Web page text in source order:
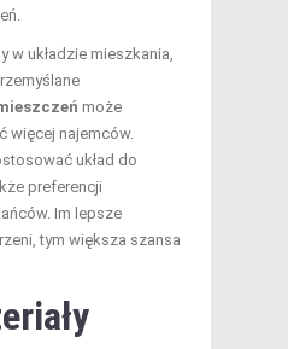
w układzie mieszkania,
może
więcej najemców.
układ do
preferencji
Im lepsze
tym większa szansa